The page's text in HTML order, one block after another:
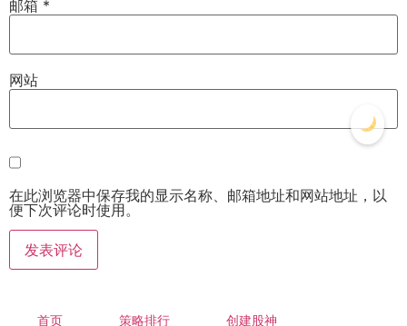
邮箱 *
网站
在此浏览器中保存我的显示名称、邮箱地址和网站地址，以
便下次评论时使用。
首页 策略排行 创建股神